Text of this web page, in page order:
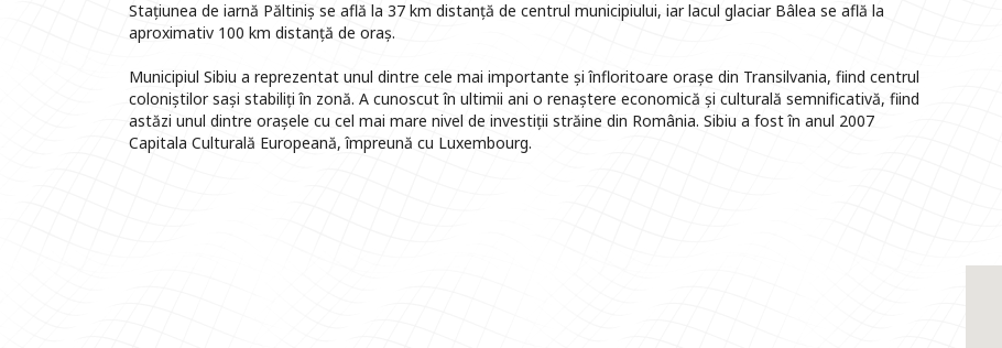
Stațiunea de iarnă Păltiniș se află la 37 km distanță de centrul municipiului, iar lacul glaciar Bâlea se află la
aproximativ 100 km distanță de oraș.
Municipiul Sibiu a reprezentat unul dintre cele mai importante și înfloritoare orașe din Transilvania, fiind centrul
coloniștilor sași stabiliți în zonă. A cunoscut în ultimii ani o renaștere economică și culturală semnificativă, fiind
astăzi unul dintre orașele cu cel mai mare nivel de investiții străine din România. Sibiu a fost în anul 2007
Capitala Culturală Europeană, împreună cu Luxembourg.